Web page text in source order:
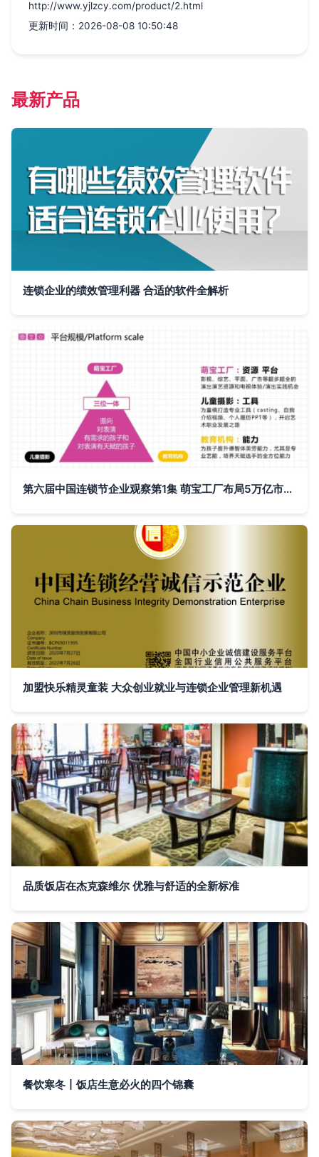
http://www.yjlzcy.com/product/2.html
更新时间：2026-08-08 10:50:48
最新产品
连锁企业的绩效管理利器 合适的软件全解析
第六届中国连锁节企业观察第1集 萌宝工厂布局5万亿市场 解读大雨“萌”想 连锁企业管理
加盟快乐精灵童装 大众创业就业与连锁企业管理新机遇
品质饭店在杰克森维尔 优雅与舒适的全新标准
餐饮寒冬丨饭店生意必火的四个锦囊